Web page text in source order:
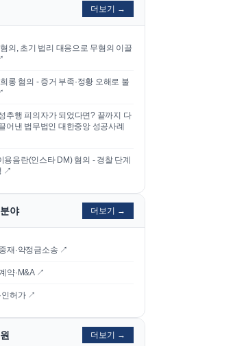
더보기 →
의, 초기 법리 대응으로 무혐의 이끌
롱 혐의 - 증거 부족·정황 오해로 불
추행 피의자가 되었다면? 끝까지 다
어낸 법무법인 대한중앙 성공사례
용음란(인스타 DM) 혐의 - 경찰 단계
↗
야 더보기 →
재·약정금소송 ↗
약·M&A ↗
인허가 ↗
더보기 →